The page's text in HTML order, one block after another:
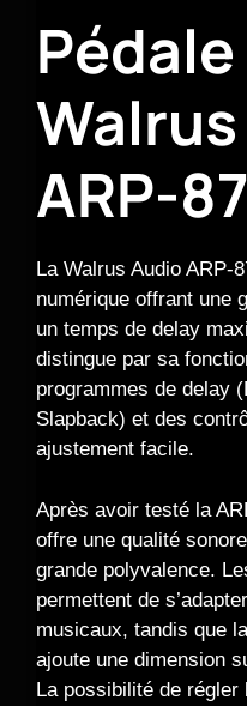
ARP-87
La Walrus Audio ARP-
numérique offrant une
un temps de delay
distingue par sa
programmes de delay
Slapback) et des
ajustement facile.
Après avoir testé la
offre une qualité
grande polyvalence.
permettent de
musicaux, tandis que
ajoute une dimension
La possibilité de